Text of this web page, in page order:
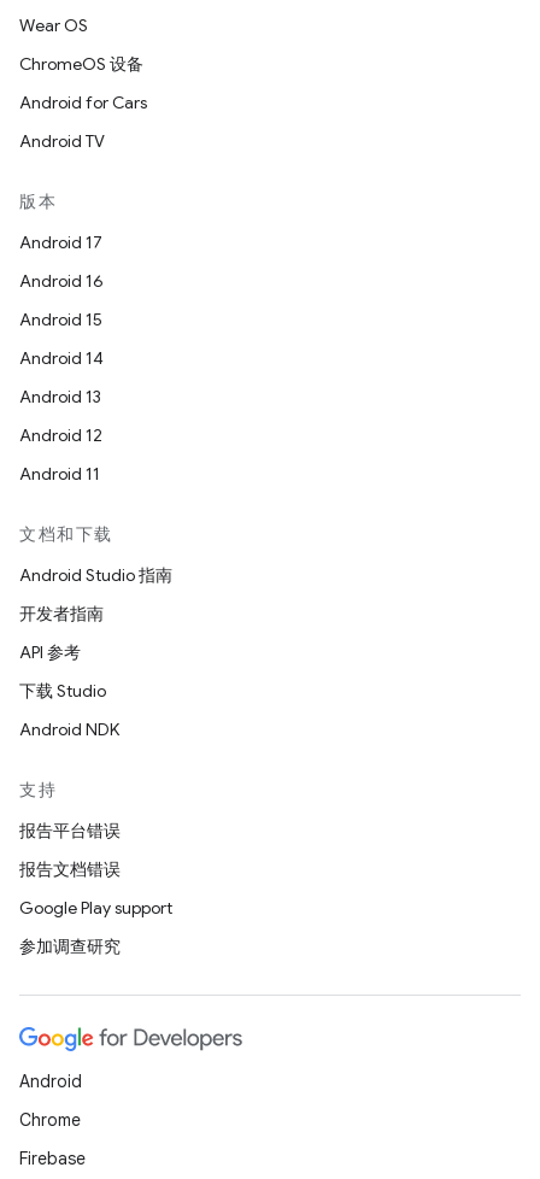
Wear OS
ChromeOS 设备
Android for Cars
Android TV
版本
Android 17
Android 16
Android 15
Android 14
Android 13
Android 12
Android 11
文档和下载
Android Studio 指南
开发者指南
API 参考
下载 Studio
Android NDK
支持
报告平台错误
报告文档错误
Google Play support
参加调查研究
Android
Chrome
Firebase